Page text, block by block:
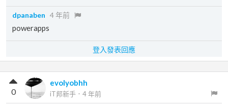
dpanaben 4 年前
powerapps
登入發表回應
evolyobhh
iT邦新手 ． 4 年前
0